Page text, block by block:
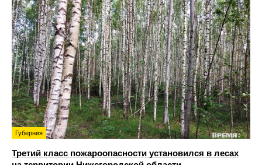
Губерния
Третий класс пожароопасности установился в лесах